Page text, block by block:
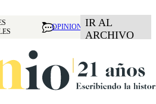
OPINION IR AL
ARCHIVO